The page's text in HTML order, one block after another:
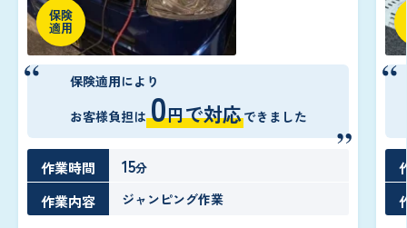
保険
適用
保険適用により
お客様負担は 0円で対応できました
作業時間 15分
作業内容 ジャンピング作業